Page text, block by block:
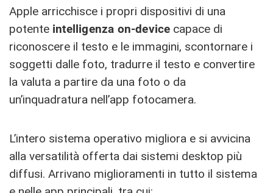
Apple arricchisce i propri dispositivi di una
potente intelligenza on-device capace di
riconoscere il testo e le immagini, scontornare i
soggetti dalle foto, tradurre il testo e convertire
la valuta a partire da una foto o da
un’inquadratura nell’app fotocamera.
L’intero sistema operativo migliora e si avvicina
alla versatilità offerta dai sistemi desktop più
diffusi. Arrivano miglioramenti in tutto il sistema